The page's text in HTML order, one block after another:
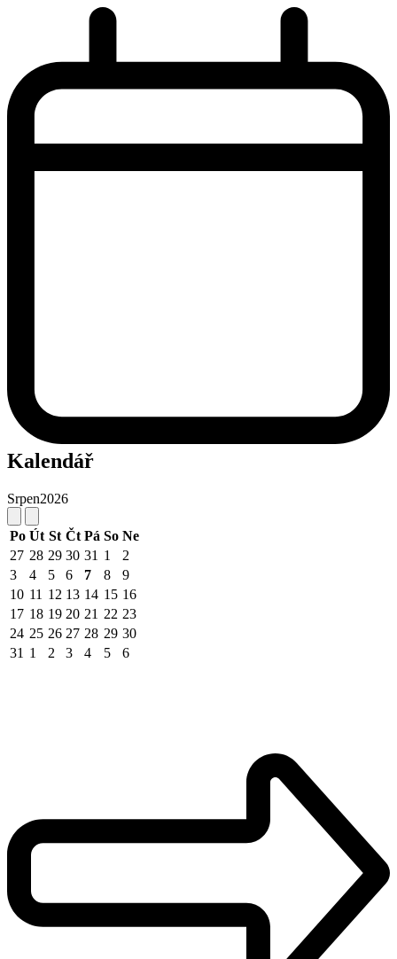
Kalendář
Srpen2026
Po Út St Čt Pá So Ne
27 28 29 30 31 1
2
3
4 5 6 7 8
9
10 11 12 13 14 15 16
17 18 19 20 21 22 23
24 25 26 27 28 29 30
31 1 2 3 4 5 6